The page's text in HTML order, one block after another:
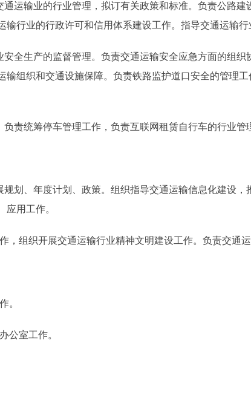
输业的行业管理，拟订有关政策和标准。负责公路建
输行业的行政许可和信用体系建设工作。指导交通运输
生产的监督管理。负责交通运输安全应急方面的组织
输组织和交通设施保障。负责铁路监护道口安全的管理
统筹停车管理工作，负责互联网租赁自行车的行业管
、年度计划、政策。组织指导交通运输信息化建设，
用工作。
组织开展交通运输行业精神文明建设工作。负责交通
。
室工作。